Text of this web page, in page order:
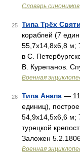
Словарь синонимов
25 Типа Трёх
кораблей (7
55,7x14,8x6,8 м;
в С.
В. Курепанов.
Военная
26 Типа Анапа — 11
единиц),
54,9x14,5x6,6 м;
турецкой
Заложен
Военная